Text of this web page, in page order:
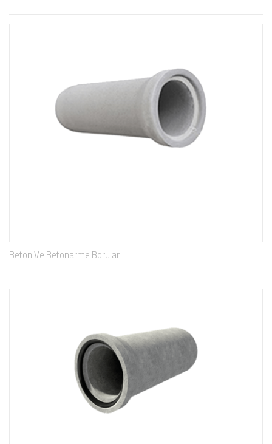
Beton Ve Betonarme Borular